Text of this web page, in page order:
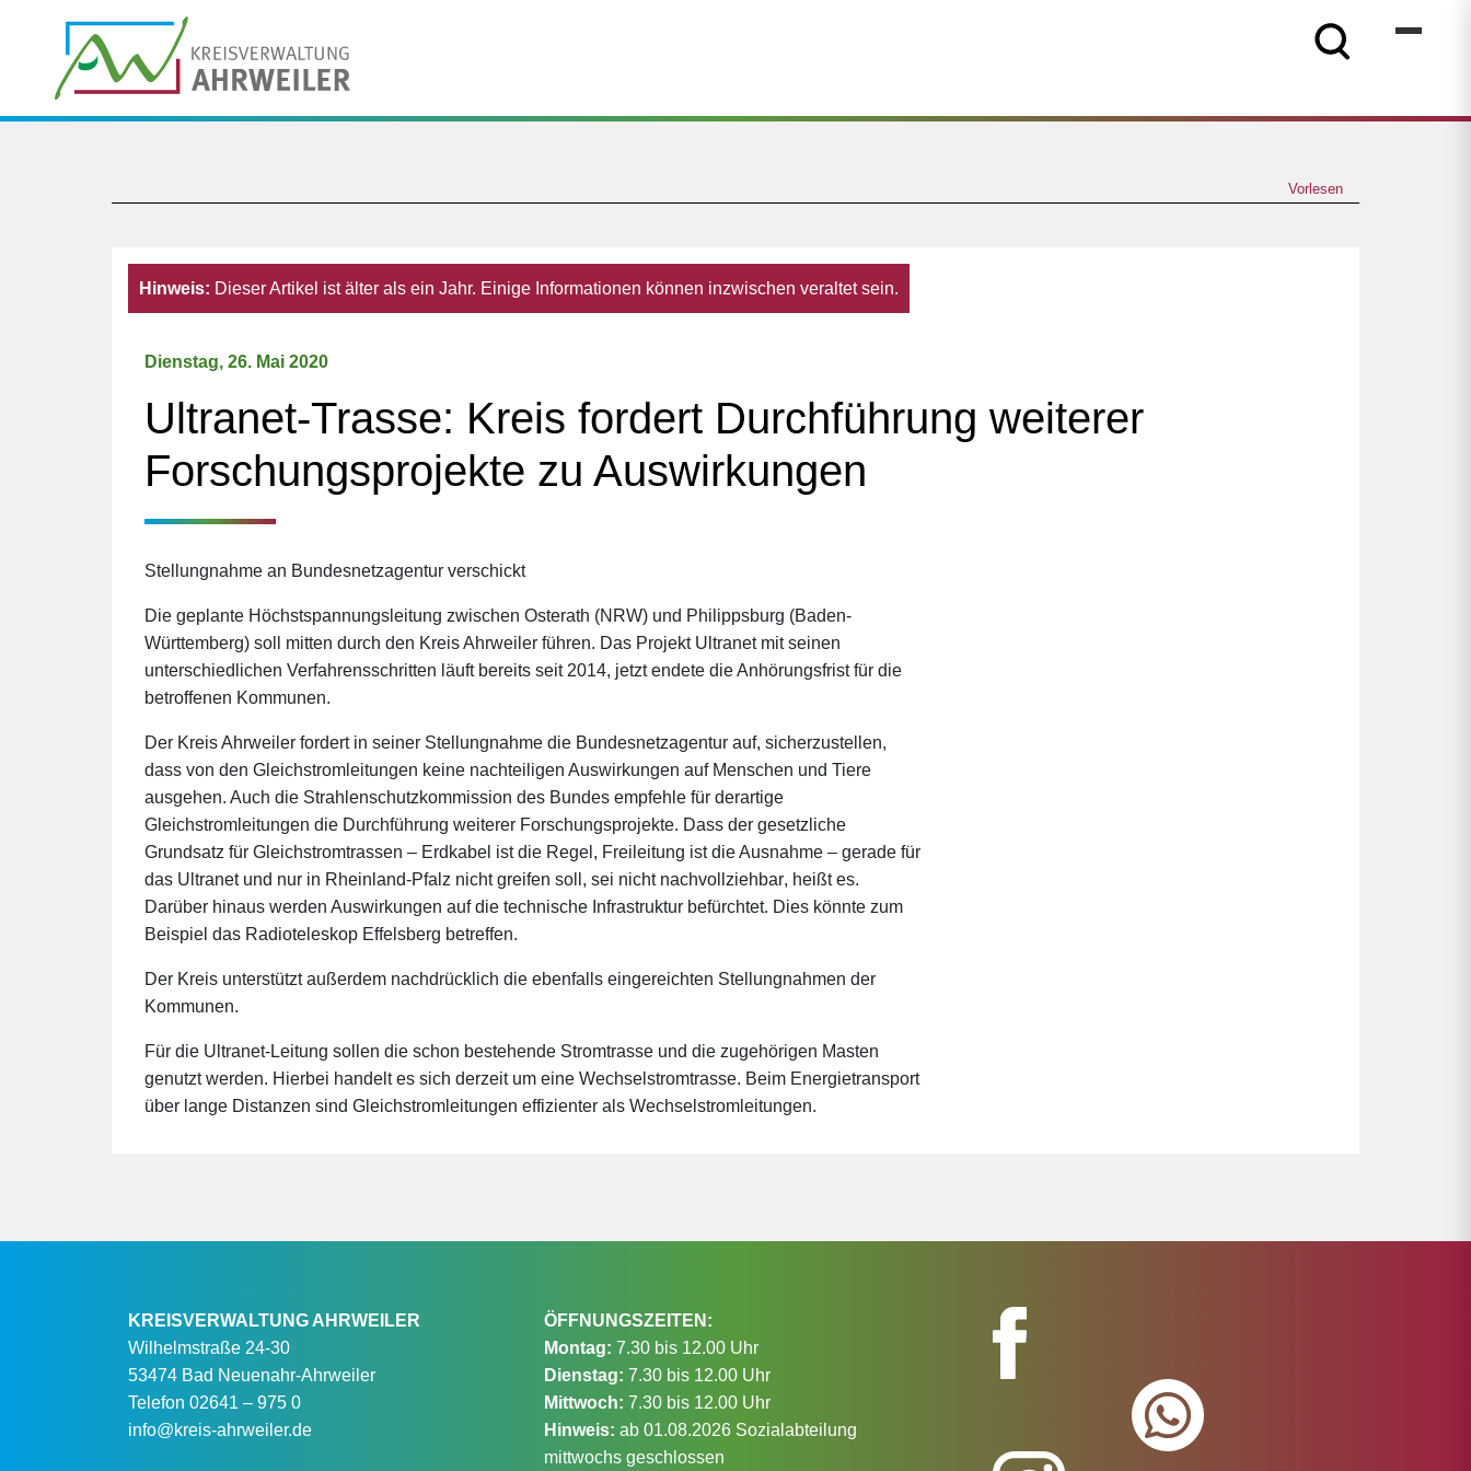
Vorlesen
Hinweis: Dieser Artikel ist älter als ein Jahr. Einige Informationen können inzwischen veraltet sein.
Dienstag, 26. Mai 2020
Ultranet-Trasse: Kreis fordert Durchführung weiterer
Forschungsprojekte zu Auswirkungen
Stellungnahme an Bundesnetzagentur verschickt
Die geplante Höchstspannungsleitung zwischen Osterath (NRW) und Philippsburg (Baden-
Württemberg) soll mitten durch den Kreis Ahrweiler führen. Das Projekt Ultranet mit seinen
unterschiedlichen Verfahrensschritten läuft bereits seit 2014, jetzt endete die Anhörungsfrist für die
betroffenen Kommunen.
Der Kreis Ahrweiler fordert in seiner Stellungnahme die Bundesnetzagentur auf, sicherzustellen,
dass von den Gleichstromleitungen keine nachteiligen Auswirkungen auf Menschen und Tiere
ausgehen. Auch die Strahlenschutzkommission des Bundes empfehle für derartige
Gleichstromleitungen die Durchführung weiterer Forschungsprojekte. Dass der gesetzliche
Grundsatz für Gleichstromtrassen – Erdkabel ist die Regel, Freileitung ist die Ausnahme – gerade für
das Ultranet und nur in Rheinland-Pfalz nicht greifen soll, sei nicht nachvollziehbar, heißt es.
Darüber hinaus werden Auswirkungen auf die technische Infrastruktur befürchtet. Dies könnte zum
Beispiel das Radioteleskop Effelsberg betreffen.
Der Kreis unterstützt außerdem nachdrücklich die ebenfalls eingereichten Stellungnahmen der
Kommunen.
Für die Ultranet-Leitung sollen die schon bestehende Stromtrasse und die zugehörigen Masten
genutzt werden. Hierbei handelt es sich derzeit um eine Wechselstromtrasse. Beim Energietransport
über lange Distanzen sind Gleichstromleitungen effizienter als Wechselstromleitungen.
KREISVERWALTUNG AHRWEILER
Wilhelmstraße 24-30
53474 Bad Neuenahr-Ahrweiler
Telefon 02641 – 975 0
info@kreis-ahrweiler.de
ÖFFNUNGSZEITEN:
Montag: 7.30 bis 12.00 Uhr
Dienstag: 7.30 bis 12.00 Uhr
Mittwoch: 7.30 bis 12.00 Uhr
Hinweis: ab 01.08.2026 Sozialabteilung
mittwochs geschlossen